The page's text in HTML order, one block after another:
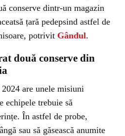
conserve dintr-un magazin
țară pedepsind astfel de
potrivit Gândul.
două conserve din
are unele misiuni
echipele trebuie să
În astfel de probe,
sau să găsească anumite